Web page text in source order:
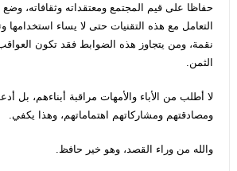
حفاظا على قيم المجتمع ومعتقداته وثقافاته،
التعامل مع هذه التقنيات حتى لا يساء استخدامها
نقمة، ومن يتجاوز هذه الضوابط فقد تكون
الثمن.
لا أطلب من الأباء والأمهات مراقبة أبناءهم، بل
ومصادقتهم ومشاركاتهم اهتماماتهم، وهذا يكفي.
والله من وراء القصد، وهو خير حافظ.